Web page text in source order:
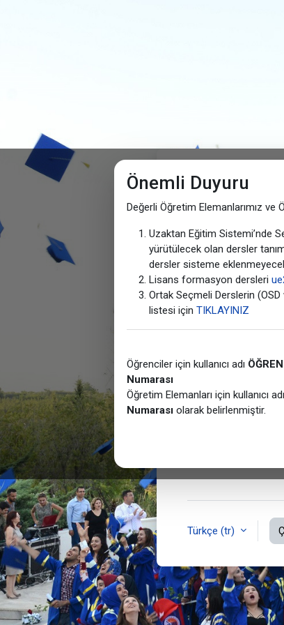
Önemli Duyuru
Değerli Öğretim Elemanlarımız ve
Uzaktan Eğitim Sistemi’nde
yürütülecek olan dersler
dersler sisteme
Lisans formasyon dersleri
Ortak Seçmeli Derslerin
listesi için TIKLAYINIZ
Öğrenciler için kullanıcı adı
Numarası
Öğretim Elemanları için kullanıcı adı
Numarasıolarak belirlenmiştir.
Kullanıcı adı
Türkçe ‎(tr)‎